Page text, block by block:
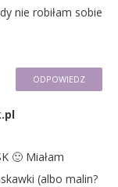
nie robiłam sobie
ODPOWIEDZ
🙂 Miałam
(albo malin?